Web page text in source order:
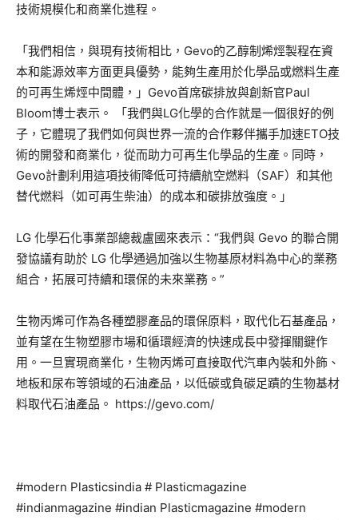
技術規模化和商業化進程。
「我們相信，與現有技術相比，Gevo的乙醇制烯烴製程在資
本和能源效率方面更具優勢，能夠生產用於化學品或燃料生產
的可再生烯烴中間體，」Gevo首席碳排放與創新官Paul
Bloom博士表示。 「我們與LG化學的合作就是一個很好的例
子，它體現了我們如何與世界一流的合作夥伴攜手加速ETO技
術的開發和商業化，從而助力可再生化學品的生產。同時，
Gevo計劃利用這項技術降低可持續航空燃料（SAF）和其他
替代燃料（如可再生柴油）的成本和碳排放強度。」
LG 化學石化事業部總裁盧國來表示：“我們與 Gevo 的聯合開
發協議有助於 LG 化學通過加強以生物基原材料為中心的業務
組合，拓展可持續和環保的未來業務。”
生物丙烯可作為各種塑膠產品的環保原料，取代化石基產品，
並有望在生物塑膠市場和循環經濟的快速成長中發揮關鍵作
用。一旦實現商業化，生物丙烯可直接取代汽車內裝和外飾、
地板和尿布等領域的石油產品，以低碳或負碳足蹟的生物基材
料取代石油產品。 https://gevo.com/
#modern Plasticsindia # Plasticmagazine
#indianmagazine #indian Plasticmagazine #modern